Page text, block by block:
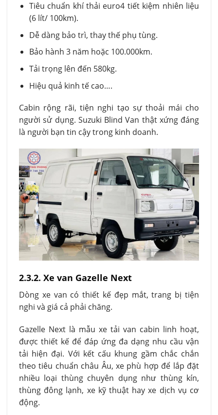
Tiêu chuẩn khí thải euro4 tiết kiệm nhiên liệu
(6 lít/ 100km).
Dễ dàng bảo trì, thay thế phụ tùng.
Bảo hành 3 năm hoặc 100.000km.
Tải trọng lên đến 580kg.
Hiệu quả kinh tế cao….
Cabin rộng rãi, tiện nghi tạo sự thoải mái cho
người sử dụng. Suzuki Blind Van thật xứng đáng
là người bạn tin cậy trong kinh doanh.
2.3.2. Xe van Gazelle Next
Dòng xe van có thiết kế đẹp mắt, trang bị tiện
nghi và giá cả phải chăng.
Gazelle Next là mẫu xe tải van cabin linh hoạt,
được thiết kế để đáp ứng đa dạng nhu cầu vận
tải hiện đại. Với kết cấu khung gầm chắc chắn
theo tiêu chuẩn châu Âu, xe phù hợp để lắp đặt
nhiều loại thùng chuyên dụng như thùng kín,
thùng đông lạnh, xe kỹ thuật hay xe dịch vụ cơ
động.